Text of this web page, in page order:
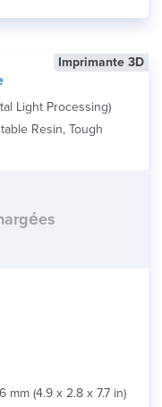
Imprimante 3D
Light Processing)
Resin, Tough
mm (4.9 x 2.8 x 7.7 in)